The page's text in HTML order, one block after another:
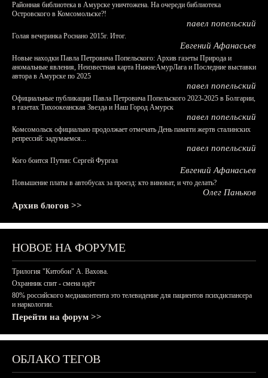
Районная библиотека в Амурске уничтожена. На очереди библиотека
Островского в Комсомольске?!
павел попельский
Голая вечеринка Роснано 2015г. Итог.
Евгений Афанасьев
Новые находки Павла Петровича Попельского: Архив газеты Природа и
аномальные явления, Неизвестная карта НижнеАмурЛага и Последние выставки
автора в Амурске по 2025
павел попельский
Официальные публикации Павла Петровича Попельского 2023-2025 в Болгарии,
в газетах Тихоокеанская Звезда и Наш Город Амурск
павел попельский
Комсомольск официально продолжает отмечать День памяти жертв сталинских
репрессий: задумаемся...
павел попельский
Кого боится Путин: Сергей Фургал
Евгений Афанасьев
Повышение платы в автобусах за проезд: кто виноват, и что делать?
Олег Паньков
Архив блогов >>
НОВОЕ НА ФОРУМЕ
Трилогия "Китобои" А. Вахова.
Охранник спит - смена идёт
80% российского медиаконтента это телевидение для пациентов психдиспансера
и наркологии.
Перейти на форум >>
ОБЛАКО ТЕГОВ